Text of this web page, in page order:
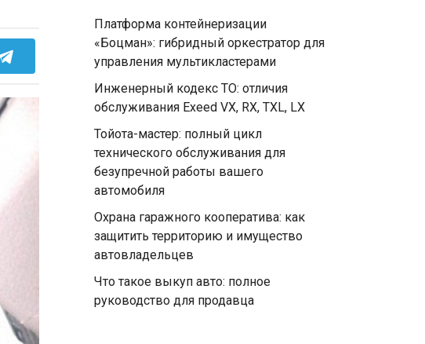
Платформа контейнеризации
«Боцман»: гибридный оркестратор для
управления мультикластерами
Инженерный кодекс ТО: отличия
обслуживания Exeed VX, RX, TXL, LX
Тойота-мастер: полный цикл
технического обслуживания для
безупречной работы вашего
автомобиля
Охрана гаражного кооператива: как
защитить территорию и имущество
автовладельцев
Что такое выкуп авто: полное
руководство для продавца